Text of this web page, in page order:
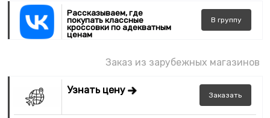
Рассказываем, где
покупать классные
кроссовки по адекватным
ценам
В группу
Заказ из зарубежных магазинов
Узнать цену Заказать